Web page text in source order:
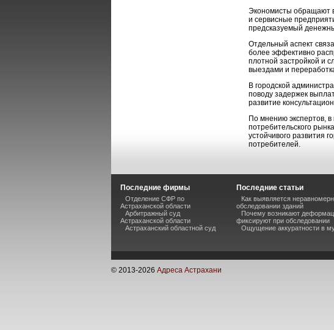
Экономисты обращают
и сервисные
предсказуемый
Отдельный аспект
более эффективно
плотной застройкой и
выездами и
В городской
поводу задержек
развитие
По мнению экспертов,
потребительского
устойчивого развития
потребителей.
Последние фирмы
Отделение СФР по
Астраханской области
Арбитражный суд
Астраханской области
Астраханский областной суд
Последние статьи
Как выявляется
обследовании зданий
Почему возникают
фиксируют при обследовании
Ощущение аккуратности в
© 2013-2026 Адреса Астрахани